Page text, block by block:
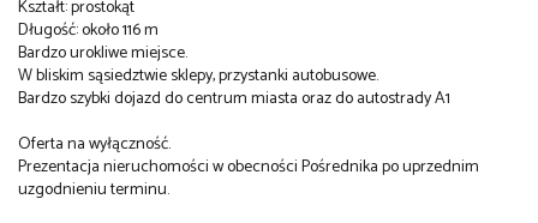
Kształt: prostokąt
Długość: około 116 m
Bardzo urokliwe miejsce.
W bliskim sąsiedztwie sklepy, przystanki autobusowe.
Bardzo szybki dojazd do centrum miasta oraz do autostrady A1
Oferta na wyłączność.
Prezentacja nieruchomości w obecności Pośrednika po uprzednim
uzgodnieniu terminu.